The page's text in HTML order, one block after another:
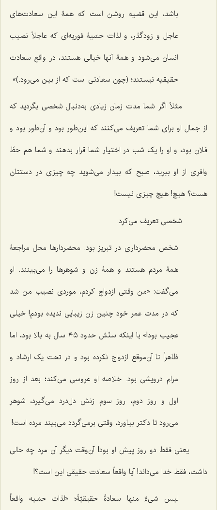
باشد، این قضیه روشن است که همۀ این سعادت‌های
عاجل و زودگذر، و لذات حسّیۀ فوریه‌ای که عاجلاً نصیب
انسان می‌شود و همۀ آنها خیالی هستند، در واقع سعادت
حقیقیه نیستند؛ (چون سعادتی است که از بین می‌رود.)»
مثلاً اگر شما مدت زمان زیادی به‌دنبال شخصی بگردید که
از جمال او برای شما تعریف می‌کنند که این‌طور بود و آن‌طور بود و
فلان بود، و او را یک شب در اختیار شما قرار بدهند و شما هم حظّ
وافری از او ببرید، صبح که بیدار می‌شوید چه چیزی در دستتان
هست؟ هیچ! هیچ چیزی نیست!
شخصی تعریف می‌کرد:
شخص محضرداری در تبریز بود. محضردارها محل مراجعۀ
همۀ مردم هستند و همۀ زن و شوهرها را می‌بینند. او
می‌گفت: «من وقتی ازدواج کردم، موردی نصیب من شد
که در مدت عمر خود چنین زن زیبایی ندیده بودم! خیلی
عجیب بود!» با اینکه سنّش حدود ٤٥ سال به بالا بود، اما
ظاهراً تا آن‌موقع ازدواج نکرده بود و در تحت یک ارشاد و
مرام درویشی بود. خلاصه او عروسی می‌کند؛ بعد از روز
اول و روز دوم، روز سوم زنش دل‌درد می‌گیرد، شوهر
می‌رود تا دکتر بیاورد، وقتی برمی‌گردد می‌بیند مرده است!
یعنی فقط دو روز پیش او بود! آن‌وقت دیگر آن مرد چه حالی
داشت، فقط خدا می‌داند! آیا واقعاً سعادت حقیقی این است؟!
لیس شیءٌ منها سعادةً حقیقیّةً؛ «لذات حسّیه واقعاً